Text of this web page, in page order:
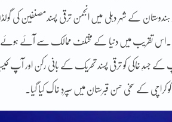
حوالے سے بڑا سرگرم کردار ادا کیا۔ 20 اپریل 1986 ء کو ہندوستان کے شہر دہلی میں انجمن
میں دنیا کے مختلف ممالک سے آئے ہوئے عالمی
جسدِ خاکی کو ترقی پسند تحریک کے بانی رکن اور آپ
کے سخی حسن قبرستان میں سپردِ خاک کیا گیا۔